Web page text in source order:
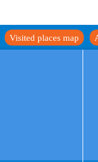
Visited places map